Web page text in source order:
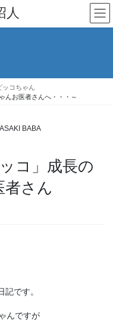
人
ッコちゃん
んお医者さんへ・・・～
BABA
コ」成長の
者さん
です。
んですが